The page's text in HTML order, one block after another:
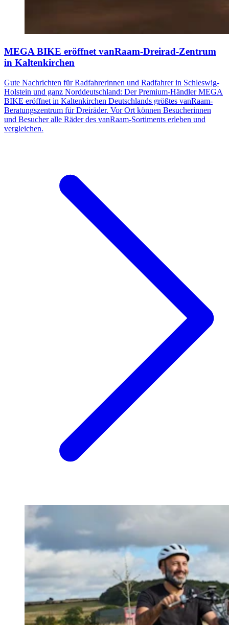
MEGA BIKE eröffnet vanRaam-Dreirad-Zentrum
in Kaltenkirchen
Gute Nachrichten für Radfahrerinnen und Radfahrer in Schleswig-
Holstein und ganz Norddeutschland: Der Premium-Händler MEGA
BIKE eröffnet in Kaltenkirchen Deutschlands größtes vanRaam-
Beratungszentrum für Dreiräder. Vor Ort können Besucherinnen
und Besucher alle Räder des vanRaam-Sortiments erleben und
vergleichen.